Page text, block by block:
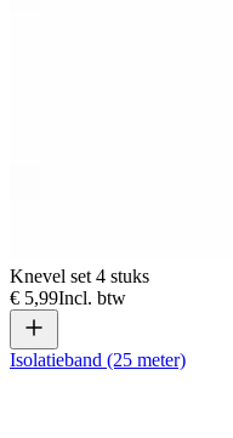
Knevel set 4 stuks
€ 5,99Incl. btw
Isolatieband (25 meter)